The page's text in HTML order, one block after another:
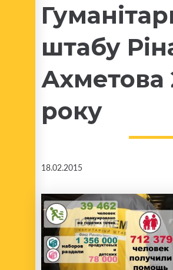
штабу
Ахметова
року
18.02.2015